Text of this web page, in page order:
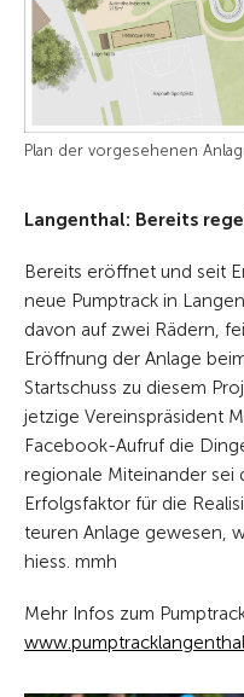
Plan der vorgesehenen
Langenthal: Bereits
Bereits eröffnet und seit
neue Pumptrack in
davon auf zwei Rädern,
Eröffnung der Anlage
Startschuss zu diesem
jetzige Vereinspräsident
Facebook-Aufruf die
regionale Miteinander sei
Erfolgsfaktor für die
teuren Anlage gewesen,
hiess. mmh
Mehr Infos zum